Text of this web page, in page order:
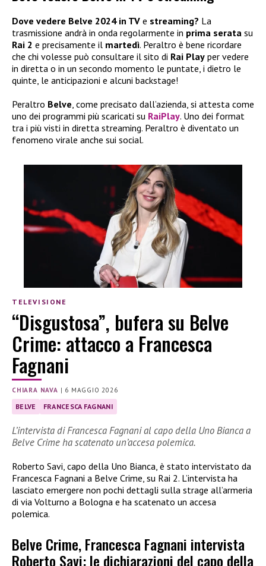
Dove vedere Belve 2024 in TV e streaming? La
trasmissione andrà in onda regolarmente in prima serata su
Rai 2 e precisamente il martedì. Peraltro è bene ricordare
che chi volesse può consultare il sito di Rai Play per vedere
in diretta o in un secondo momento le puntate, i dietro le
quinte, le anticipazioni e alcuni backstage!
Peraltro Belve, come precisato dall’azienda, si attesta come
uno dei programmi più scaricati su RaiPlay. Uno dei format
tra i più visti in diretta streaming. Peraltro è diventato un
fenomeno virale anche sui social.
TELEVISIONE
“Disgustosa”, bufera su Belve
Crime: attacco a Francesca
Fagnani
CHIARA NAVA | 6 MAGGIO 2026
BELVE FRANCESCA FAGNANI
L’intervista di Francesca Fagnani al capo della Uno Bianca a
Belve Crime ha scatenato un’accesa polemica.
Roberto Savi, capo della Uno Bianca, è stato intervistato da
Francesca Fagnani a Belve Crime, su Rai 2. L’intervista ha
lasciato emergere non pochi dettagli sulla strage all’armeria
di via Volturno a Bologna e ha scatenato un accesa
polemica.
Belve Crime, Francesca Fagnani intervista
Roberto Savi: le dichiarazioni del capo della